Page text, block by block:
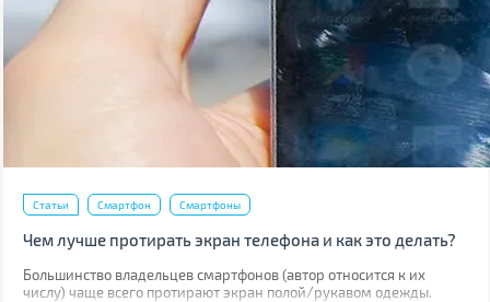
Статьи Смартфон Смартфоны
Чем лучше протирать экран телефона и как это делать?
Большинство владельцев смартфонов (автор относится к их
числу) чаще всего протирают экран полой/рукавом одежды.